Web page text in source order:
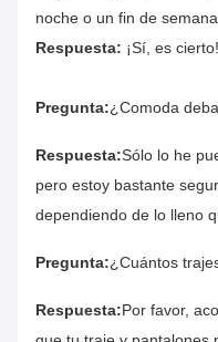
noche o un fin de
Respuesta: ¡Sí, es cierto!
Pregunta:¿Comoda
Respuesta:Sólo lo he
pero estoy bastante
dependiendo de lo lleno
Pregunta:¿Cuántos
Respuesta:Por favor,